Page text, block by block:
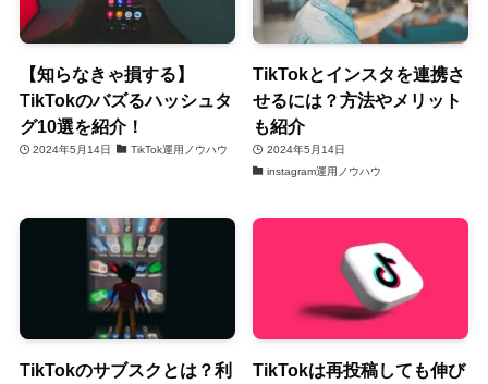
【知らなきゃ損する】
TikTokのバズるハッシュタ
グ10選を紹介！
2024年5月14日 TikTok運用ノウハウ
TikTokとインスタを連携さ
せるには？方法やメリット
も紹介
2024年5月14日
instagram運用ノウハウ
TikTokのサブスクとは？利
TikTokは再投稿しても伸び